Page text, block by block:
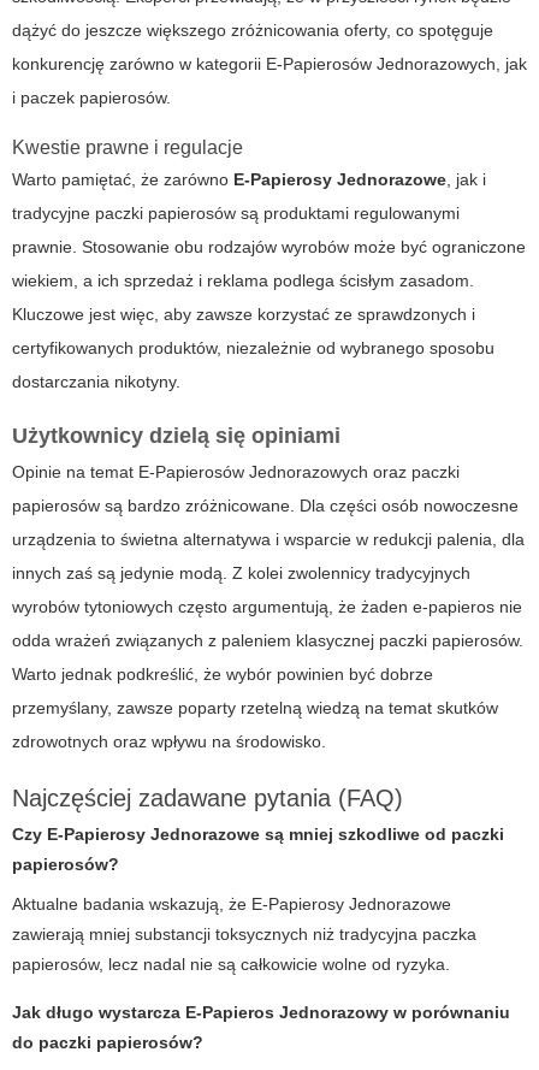
dążyć do jeszcze większego zróżnicowania oferty, co spotęguje
konkurencję zarówno w kategorii E-Papierosów Jednorazowych, jak
i paczek papierosów.
Kwestie prawne i regulacje
Warto pamiętać, że zarówno E-Papierosy Jednorazowe, jak i
tradycyjne paczki papierosów są produktami regulowanymi
prawnie. Stosowanie obu rodzajów wyrobów może być ograniczone
wiekiem, a ich sprzedaż i reklama podlega ścisłym zasadom.
Kluczowe jest więc, aby zawsze korzystać ze sprawdzonych i
certyfikowanych produktów, niezależnie od wybranego sposobu
dostarczania nikotyny.
Użytkownicy dzielą się opiniami
Opinie na temat E-Papierosów Jednorazowych oraz paczki
papierosów są bardzo zróżnicowane. Dla części osób nowoczesne
urządzenia to świetna alternatywa i wsparcie w redukcji palenia, dla
innych zaś są jedynie modą. Z kolei zwolennicy tradycyjnych
wyrobów tytoniowych często argumentują, że żaden e-papieros nie
odda wrażeń związanych z paleniem klasycznej paczki papierosów.
Warto jednak podkreślić, że wybór powinien być dobrze
przemyślany, zawsze poparty rzetelną wiedzą na temat skutków
zdrowotnych oraz wpływu na środowisko.
Najczęściej zadawane pytania (FAQ)
Czy E-Papierosy Jednorazowe są mniej szkodliwe od paczki
papierosów?
Aktualne badania wskazują, że E-Papierosy Jednorazowe
zawierają mniej substancji toksycznych niż tradycyjna paczka
papierosów, lecz nadal nie są całkowicie wolne od ryzyka.
Jak długo wystarcza E-Papieros Jednorazowy w porównaniu
do paczki papierosów?